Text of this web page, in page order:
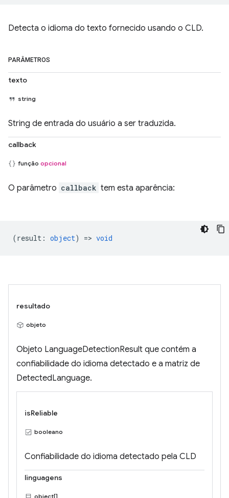
Detecta o idioma do texto fornecido usando o CLD.
PARÂMETROS
texto
string
String de entrada do usuário a ser traduzida.
callback
função opcional
O parâmetro callback tem esta aparência:
(result : object) => void
resultado
objeto
Objeto LanguageDetectionResult que contém a
confiabilidade do idioma detectado e a matriz de
DetectedLanguage.
isReliable
booleano
Confiabilidade do idioma detectado pela CLD
linguagens
object[]